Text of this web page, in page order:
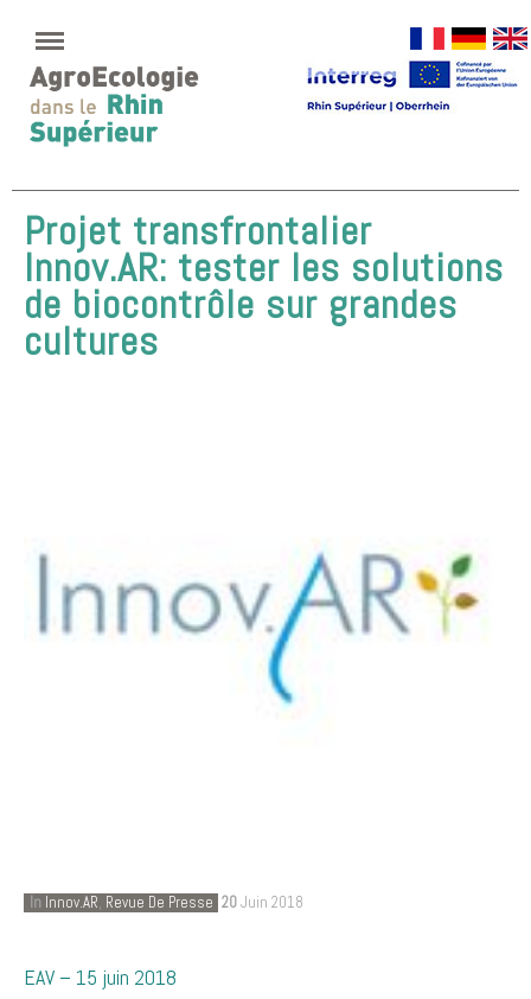
Projet transfrontalier
Innov.AR: tester les solutions
de biocontrôle sur grandes
cultures
In Innov.AR, Revue De Presse 20Juin 2018
EAV – 15 juin 2018